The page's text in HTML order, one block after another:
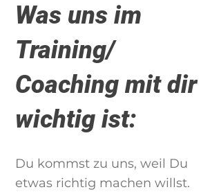
Was uns im
Training/
Coaching mit dir
wichtig ist:
Du kommst zu uns, weil Du
etwas richtig machen willst.